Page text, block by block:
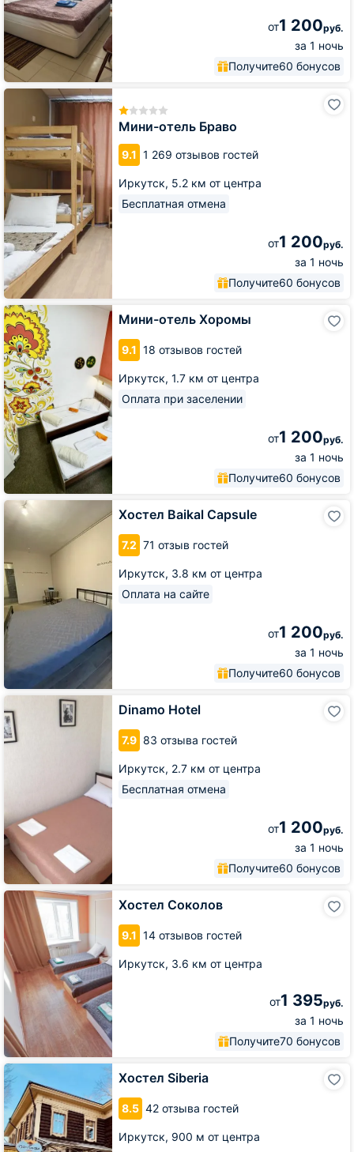
от1 200руб.
за 1 ночь
Получите60 бонусов
Мини-отель Браво
9.1 1 269 отзывов гостей
Иркутск, 5.2 км от центра
Бесплатная отмена
от1 200руб.
за 1 ночь
Получите60 бонусов
Мини-
Мини-отель Хоромы
9.1 18 отзывов гостей
Иркутск, 1.7 км от центра
Оплата при заселении
от1 200руб.
за 1 ночь
Получите60 бонусов
Мини-
отель
Хоромы
Хостел Baikal Capsule
7.2 71 отзыв гостей
Иркутск, 3.8 км от центра
Оплата на сайте
от1 200руб.
за 1 ночь
Получите60 бонусов
Хостел
Baikal
Capsule
Dinamo Hotel
7.9 83 отзыва гостей
Иркутск, 2.7 км от центра
Бесплатная отмена
от1 200руб.
за 1 ночь
Получите60 бонусов
Dinamo
Hotel
Хостел Соколов
9.1 14 отзывов гостей
Иркутск, 3.6 км от центра
от1 395руб.
за 1 ночь
Получите70 бонусов
Хостел
Соколов
Хостел Siberia
8.5 42 отзыва гостей
Иркутск, 900 м от центра
Хостел
Siberia